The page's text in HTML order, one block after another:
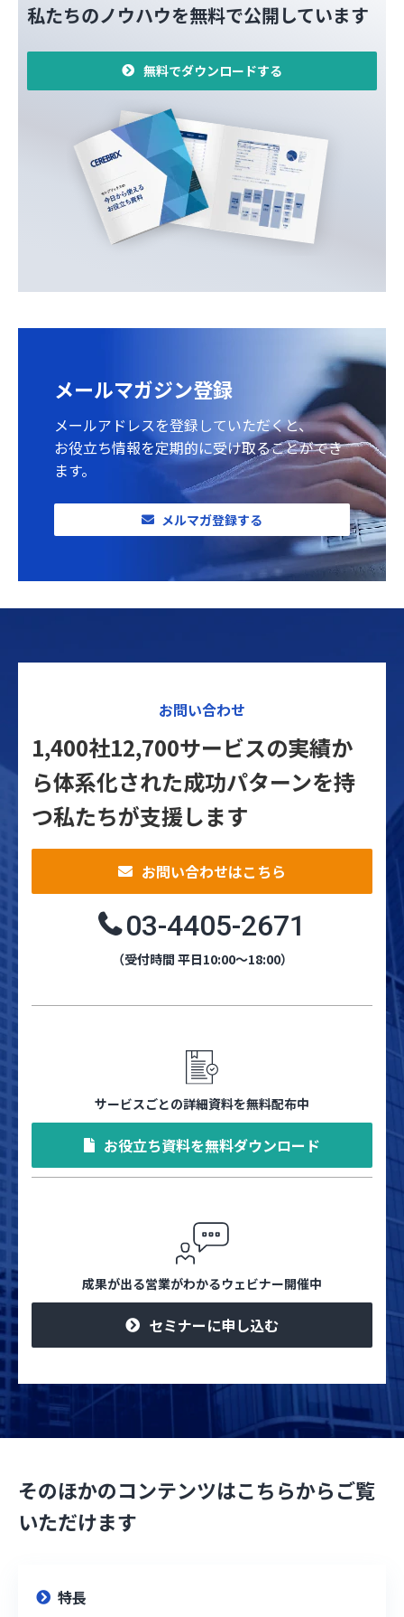
私たちのノウハウを無料で公開しています
無料でダウンロードする
メールマガジン登録
メールアドレスを登録していただくと、
お役立ち情報を定期的に受け取ることができ
ます。
メルマガ登録する
お問い合わせ
1,400社12,700サービスの実績か
ら体系化された成功パターンを持
つ私たちが支援します
お問い合わせはこちら
03-4405-2671
（受付時間 平日10:00～18:00）
サービスごとの詳細資料を無料配布中
お役立ち資料を無料ダウンロード
成果が出る営業がわかるウェビナー開催中
セミナーに申し込む
そのほかのコンテンツはこちらからご覧
いただけます
特長